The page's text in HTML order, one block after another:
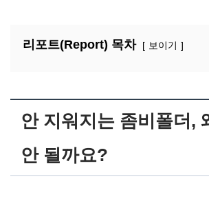
리포트(Report) 목차 보이기
안 지워지는 좀비폴더,
안 될까요?